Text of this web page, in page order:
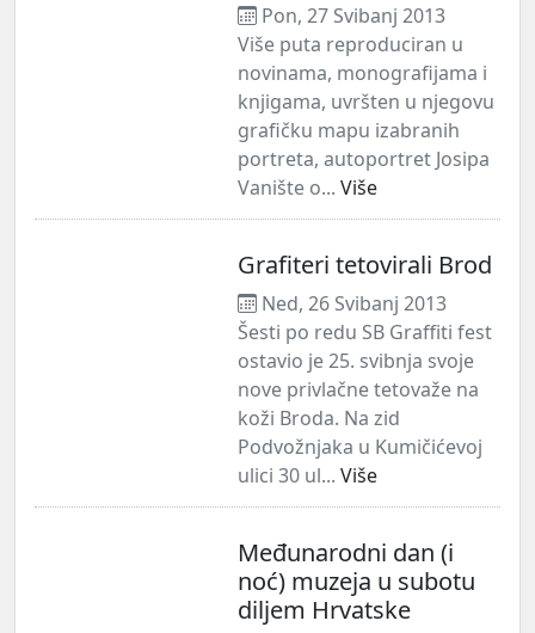
Pon, 27 Svibanj 2013
Više puta reproduciran u
novinama, monografijama i
knjigama, uvršten u njegovu
grafičku mapu izabranih
portreta, autoportret Josipa
Vanište o... Više
Grafiteri tetovirali Brod
Ned, 26 Svibanj 2013
Šesti po redu SB Graffiti fest
ostavio je 25. svibnja svoje
nove privlačne tetovaže na
koži Broda. Na zid
Podvožnjaka u Kumičićevoj
ulici 30 ul... Više
Međunarodni dan (i
noć) muzeja u subotu
diljem Hrvatske